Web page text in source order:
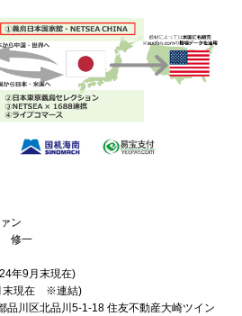
ン
修一
年9月末現在)
末現在 ※連結)
川区北品川5-1-18 住友不動産大崎ツイン